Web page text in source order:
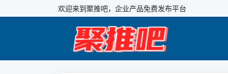
欢迎来到聚推吧，企业产品免费发布平台